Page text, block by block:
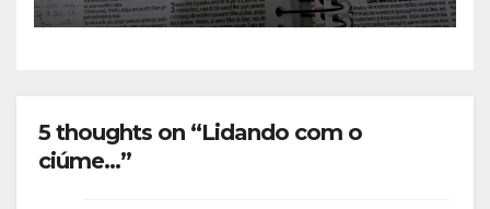
5 thoughts on “Lidando com o
ciúme…”